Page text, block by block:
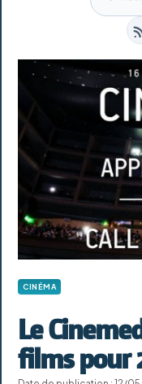
CINÉMA
Le
films pour